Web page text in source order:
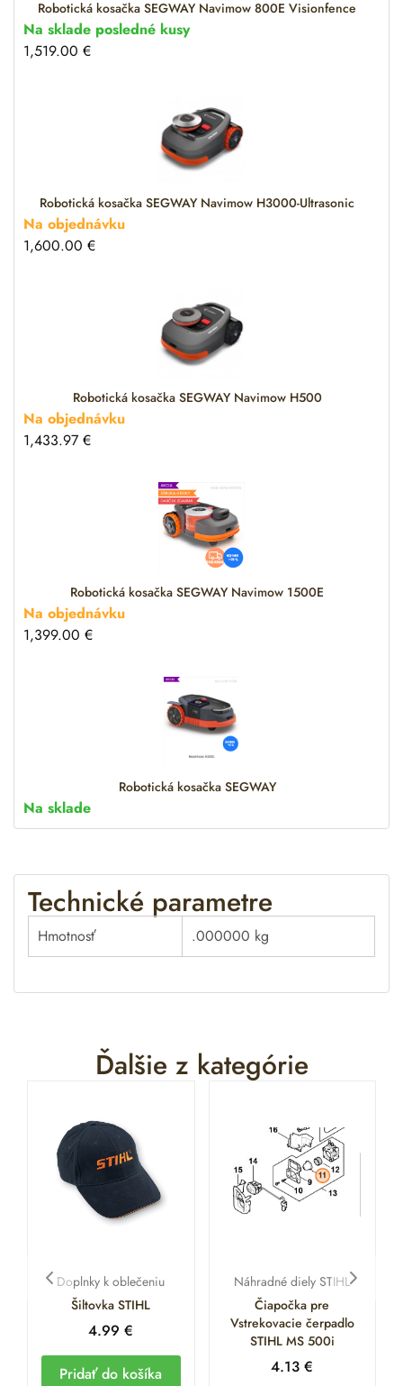
Robotická kosačka SEGWAY Navimow 800E Visionfence
Na sklade posledné kusy
1,519.00 €
Robotická kosačka SEGWAY Navimow H3000-Ultrasonic
Na objednávku
1,600.00 €
Robotická kosačka SEGWAY Navimow H500
Na objednávku
1,433.97 €
Robotická kosačka SEGWAY Navimow 1500E
Na objednávku
1,399.00 €
Robotická kosačka SEGWAY
Na sklade
Technické parametre
Hmotnosť .000000 kg
Ďalšie z kategórie
Doplnky k oblečeniu
Šiltovka STIHL
4.99€
Pridať do košíka
Náhradné diely STIHL
Čiapočka pre
Vstrekovacie čerpadlo
STIHL MS 500i
4.13€